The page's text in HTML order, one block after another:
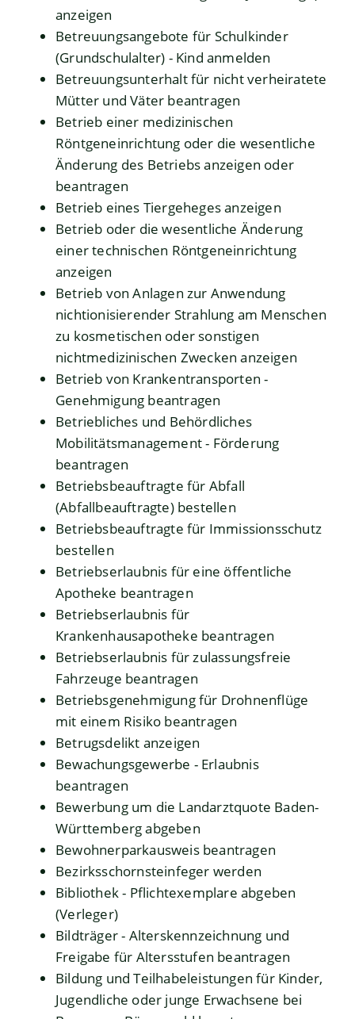
anzeigen
Betreuungsangebote für Schulkinder
(Grundschulalter) - Kind anmelden
Betreuungsunterhalt für nicht verheiratete
Mütter und Väter beantragen
Betrieb einer medizinischen
Röntgeneinrichtung oder die wesentliche
Änderung des Betriebs anzeigen oder
beantragen
Betrieb eines Tiergeheges anzeigen
Betrieb oder die wesentliche Änderung
einer technischen Röntgeneinrichtung
anzeigen
Betrieb von Anlagen zur Anwendung
nichtionisierender Strahlung am Menschen
zu kosmetischen oder sonstigen
nichtmedizinischen Zwecken anzeigen
Betrieb von Krankentransporten -
Genehmigung beantragen
Betriebliches und Behördliches
Mobilitätsmanagement - Förderung
beantragen
Betriebsbeauftragte für Abfall
(Abfallbeauftragte) bestellen
Betriebsbeauftragte für Immissionsschutz
bestellen
Betriebserlaubnis für eine öffentliche
Apotheke beantragen
Betriebserlaubnis für
Krankenhausapotheke beantragen
Betriebserlaubnis für zulassungsfreie
Fahrzeuge beantragen
Betriebsgenehmigung für Drohnenflüge
mit einem Risiko beantragen
Betrugsdelikt anzeigen
Bewachungsgewerbe - Erlaubnis
beantragen
Bewerbung um die Landarztquote Baden-
Württemberg abgeben
Bewohnerparkausweis beantragen
Bezirksschornsteinfeger werden
Bibliothek - Pflichtexemplare abgeben
(Verleger)
Bildträger - Alterskennzeichnung und
Freigabe für Altersstufen beantragen
Bildung und Teilhabeleistungen für Kinder,
Jugendliche oder junge Erwachsene bei